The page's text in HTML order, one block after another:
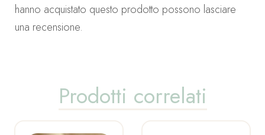
hanno acquistato questo prodotto possono lasciare
una recensione.
Prodotti correlati